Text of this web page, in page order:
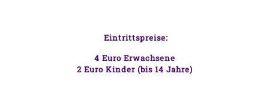
Eintrittspreise:
4 Euro Erwachsene
2Euro Kinder (bis 14 Jahre)